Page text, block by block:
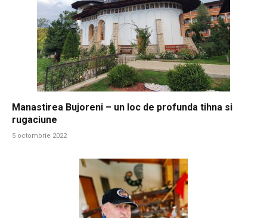
Manastirea Bujoreni – un loc de profunda tihna si
rugaciune
5 octombrie 2022